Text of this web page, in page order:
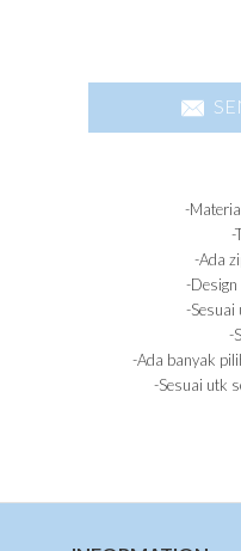
-
-
-Ada
-Design
-Sesuai
-
-Ada banyak
-Sesuai utk